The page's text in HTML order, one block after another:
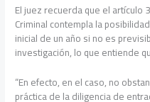
El juez recuerda que el artículo
Criminal contempla la
inicial de un año si no es
investigación, lo que entiende
“En efecto, en el caso, no
práctica de la diligencia de